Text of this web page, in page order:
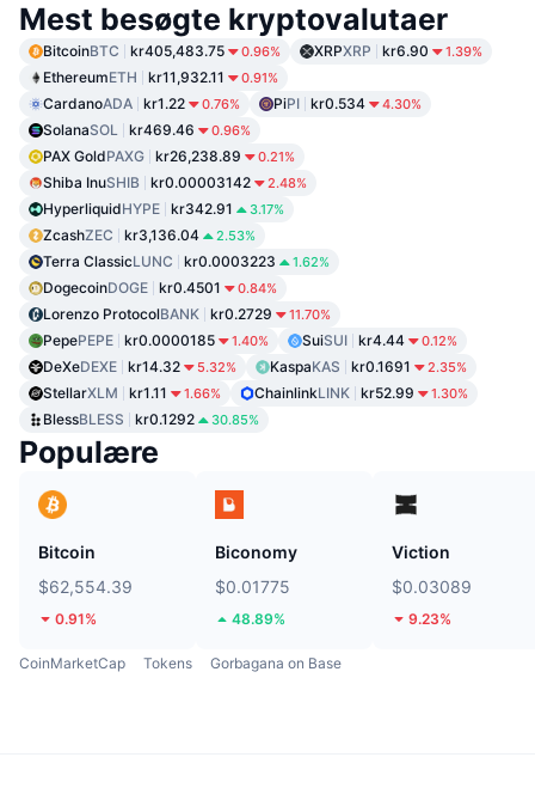
Mest besøgte kryptovalutaer
BitcoinBTC kr405,483.75 0.96% XRPXRP kr6.90 1.39%
EthereumETH kr11,932.11 0.91%
CardanoADA kr1.22 0.76% PiPI kr0.534 4.30%
SolanaSOL kr469.46 0.96%
PAX GoldPAXG kr26,238.89 0.21%
Shiba InuSHIB kr0.00003142 2.48%
HyperliquidHYPE kr342.91 3.17%
ZcashZEC kr3,136.04 2.53%
Terra ClassicLUNC kr0.0003223 1.62%
DogecoinDOGE kr0.4501 0.84%
Lorenzo ProtocolBANK kr0.2729 11.70%
PepePEPE kr0.0000185 1.40% SuiSUI kr4.44 0.12%
DeXeDEXE kr14.32 5.32% KaspaKAS kr0.1691 2.35%
StellarXLM kr1.11 1.66% ChainlinkLINK kr52.99 1.30%
BlessBLESS kr0.1292 30.85%
Populære
Bitcoin
$62,554.39
0.91%
Biconomy
$0.01775
48.89%
Viction
$0.03089
9.23%
CoinMarketCap Tokens Gorbagana on Base